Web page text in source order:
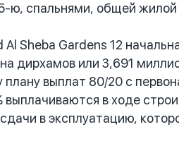
ю, спальнями, общей
Sheba Gardens 12
дирхамов или 3,691
выплат 80/20 с
в ходе
в эксплуатацию,